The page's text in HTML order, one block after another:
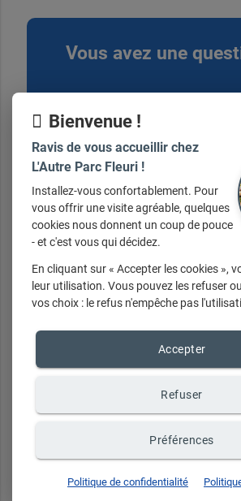
Vous avez une
Nos horaires
Du mardi au jeudi de 9h à 19h30
et samedi de 9h à 20hDimanche
Bienvenue !
Ravis de vous accueillir chez
L'Autre Parc Fleuri !
Installez-vous confortablement. Pour
vous offrir une visite agréable, quelques
cookies nous donnent un coup de pouce
- et c'est vous qui décidez.
En cliquant sur « Accepter les cookies »,
leur utilisation. Vous pouvez les refuser
vos choix : le refus n'empêche pas
Accepter
Refuser
Préférences
Politique de confidentialité